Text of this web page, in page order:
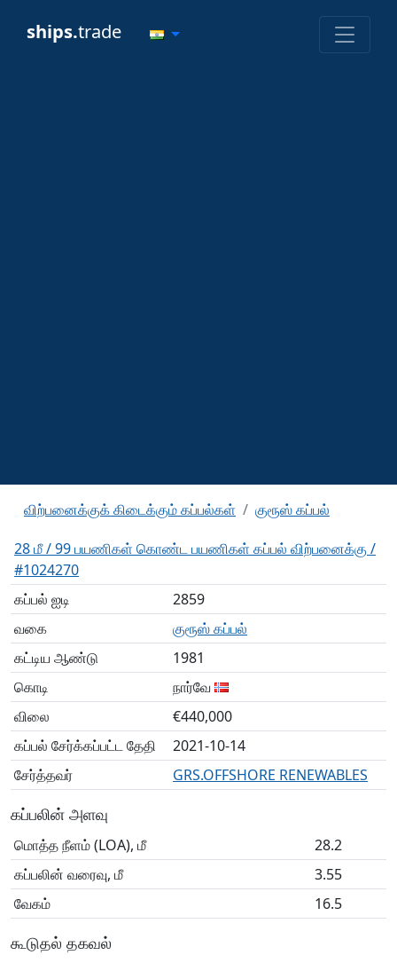
ships.trade
விற்பனைக்குக் கிடைக்கும் கப்பல்கள்
குரூஸ் கப்பல்
28 மீ / 99 பயணிகள் கொண்ட பயணிகள் கப்பல் விற்பனைக்கு /
#1024270
கப்பல் ஐடி
2859
வகை
குரூஸ் கப்பல்
கட்டிய ஆண்டு
1981
கொடி
நார்வே
விலை
€440,000
கப்பல் சேர்க்கப்பட்ட தேதி
2021-10-14
சேர்த்தவர்
GRS.OFFSHORE RENEWABLES
கப்பலின் அளவு
மொத்த நீளம் (LOA), மீ
28.2
கப்பலின் வரைவு, மீ
3.55
வேகம்
16.5
கூடுதல் தகவல்